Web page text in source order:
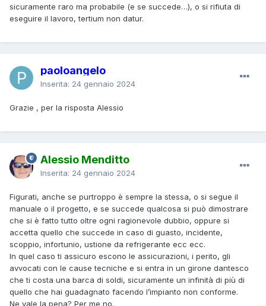
sicuramente raro ma probabile (e se succede…), o si rifiuta di
eseguire il lavoro, tertium non datur.
paoloangelo
Inserita: 24 gennaio 2024
Grazie , per la risposta Alessio
Alessio Menditto
Inserita: 24 gennaio 2024
Figurati, anche se purtroppo è sempre la stessa, o si segue il
manuale o il progetto, e se succede qualcosa si può dimostrare
che si è fatto tutto oltre ogni ragionevole dubbio, oppure si
accetta quello che succede in caso di guasto, incidente,
scoppio, infortunio, ustione da refrigerante ecc ecc.
In quel caso ti assicuro escono le assicurazioni, i perito, gli
avvocati con le cause tecniche e si entra in un girone dantesco
che ti costa una barca di soldi, sicuramente un infinità di più di
quello che hai guadagnato facendo l’impianto non conforme.
Ne vale la pena? Per me no.